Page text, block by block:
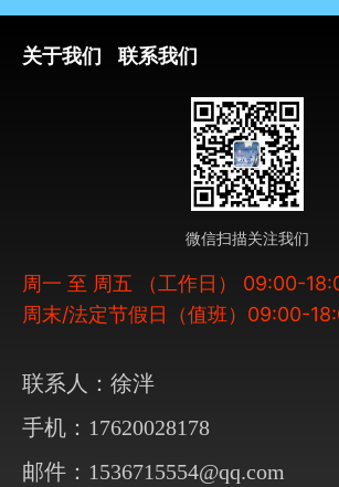
关于我们 联系我们
微信扫描关注我们
周一 至 周五 （工作日） 09:00-
周末/法定节假日（值班）09:00-
联系人：徐泮
手机：17620028178
邮件：1536715554@qq.com